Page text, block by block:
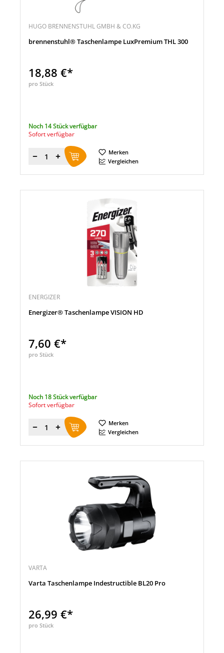
HUGO BRENNENSTUHL GMBH & CO.KG
brennenstuhl® Taschenlampe LuxPremium THL 300
18,88 €*
pro Stück
Noch 14 Stück verfügbar
Sofort verfügbar
Menge
Merken
Vergleichen
ENERGIZER
Energizer® Taschenlampe VISION HD
7,60 €*
pro Stück
Noch 18 Stück verfügbar
Sofort verfügbar
Menge
Merken
Vergleichen
VARTA
Varta Taschenlampe Indestructible BL20 Pro
26,99 €*
pro Stück